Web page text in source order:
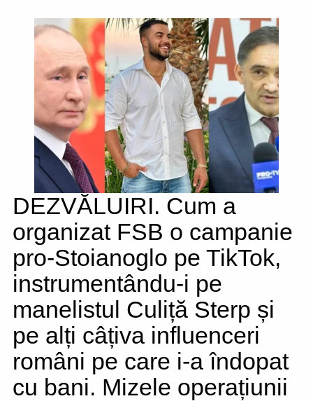
DEZVĂLUIRI. Cum a
organizat FSB o campanie
pro-Stoianoglo pe TikTok,
instrumentându-i pe
manelistul Culiță Sterp și
pe alți câțiva influenceri
români pe care i-a îndopat
cu bani. Mizele operațiunii